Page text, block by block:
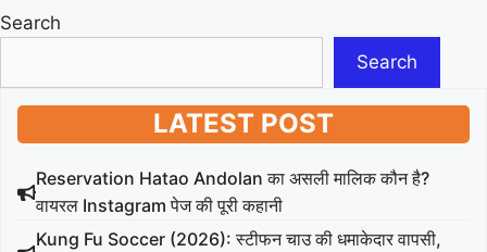
Search
Search
LATEST POST
Reservation Hatao Andolan का असली मालिक कौन है?
वायरल Instagram पेज की पूरी कहानी
Kung Fu Soccer (2026): स्टीफन चाउ की धमाकेदार वापसी,